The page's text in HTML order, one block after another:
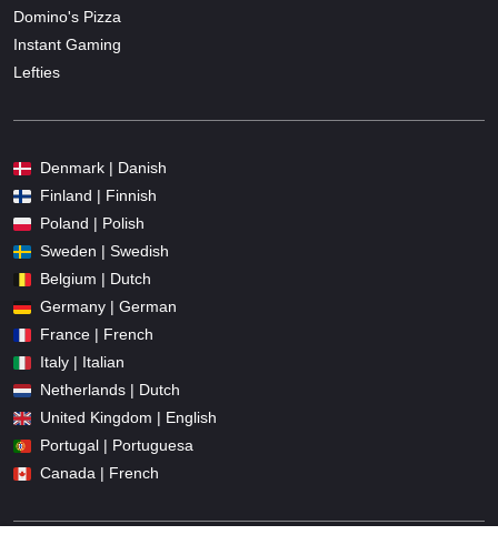
Domino's Pizza
Instant Gaming
Lefties
Denmark | Danish
Finland | Finnish
Poland | Polish
Sweden | Swedish
Belgium | Dutch
Germany | German
France | French
Italy | Italian
Netherlands | Dutch
United Kingdom | English
Portugal | Portuguesa
Canada | French